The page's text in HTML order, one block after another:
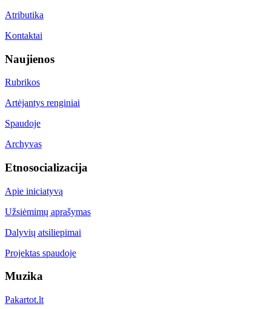
Atributika
Kontaktai
Naujienos
Rubrikos
Artėjantys renginiai
Spaudoje
Archyvas
Etnosocializacija
Apie iniciatyvą
Užsiėmimų aprašymas
Dalyvių atsiliepimai
Projektas spaudoje
Muzika
Pakartot.lt